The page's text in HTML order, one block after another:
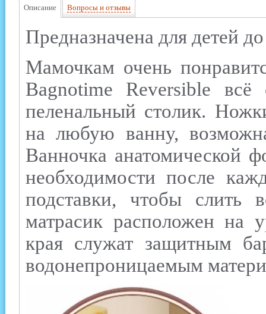
Описание Вопросы и отзывы
Предназначена для детей
Мамочкам очень
Bagnotime Reversible
пеленальный столик.
на любую ванну,
Ванночка анатомической
необходимости после
подставки, чтобы слить
матрасик расположен на
края служат защитным
водонепроницаемым